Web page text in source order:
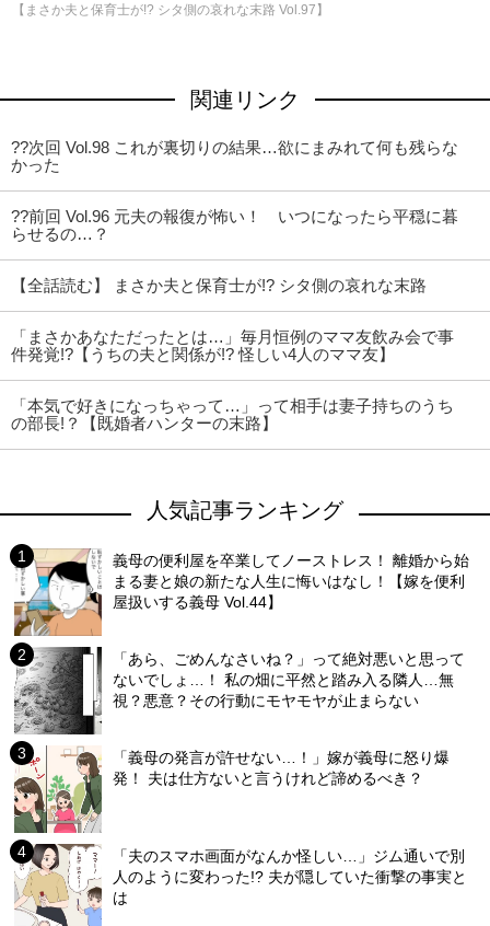
【まさか夫と保育士が!? シタ側の哀れな末路 Vol.97】
関連リンク
??次回 Vol.98 これが裏切りの結果…欲にまみれて何も残らな
かった
??前回 Vol.96 元夫の報復が怖い！ いつになったら平穏に暮
らせるの…？
【全話読む】 まさか夫と保育士が!? シタ側の哀れな末路
「まさかあなただったとは…」毎月恒例のママ友飲み会で事
件発覚!?【うちの夫と関係が!? 怪しい4人のママ友】
「本気で好きになっちゃって…」って相手は妻子持ちのうち
の部長!？【既婚者ハンターの末路】
人気記事ランキング
義母の便利屋を卒業してノーストレス！ 離婚から始
まる妻と娘の新たな人生に悔いはなし！【嫁を便利
屋扱いする義母 Vol.44】
「あら、ごめんなさいね？」って絶対悪いと思って
ないでしょ…！ 私の畑に平然と踏み入る隣人…無
視？悪意？その行動にモヤモヤが止まらない
「義母の発言が許せない…！」嫁が義母に怒り爆
発！ 夫は仕方ないと言うけれど諦めるべき？
「夫のスマホ画面がなんか怪しい…」ジム通いで別
人のように変わった!? 夫が隠していた衝撃の事実と
は